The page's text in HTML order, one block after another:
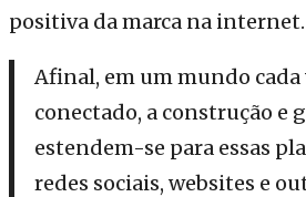
positiva da marca na internet.
Afinal, em um mundo cada
conectado, a construção e
estendem-se para essas
redes sociais, websites e